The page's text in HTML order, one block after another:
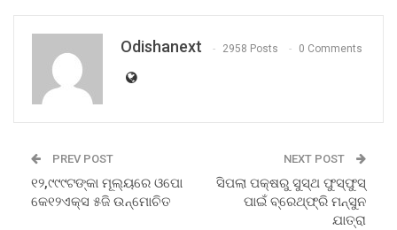
Odishanext 2958 Posts 0 Comments
PREV POST
୧୨,୯୯୯ଟଙ୍କା ମୂଲ୍ୟରେ ଓପୋ
କେ୧୨ଏକ୍ସ ୫ଜି ଉନ୍ମୋଚିତ
NEXT POST
ସିପଲା ପକ୍ଷରୁ ସୁସ୍ଥ ଫୁସ୍‌ଫୁସ୍
ପାଇଁ ବ୍ରେଥ୍‌ଫ୍ରି ମନ୍‌ସୁନ
ଯାତ୍ରା